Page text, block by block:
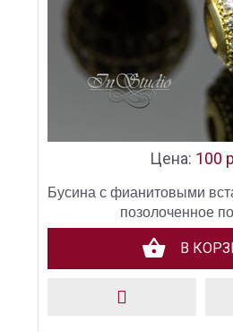
Цена: 100
Бусина с фианитовыми
позолоченное
В